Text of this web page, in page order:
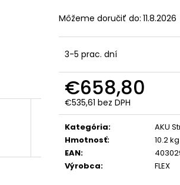
Môžeme doručiť do: 11.8.2026
3-5 prac. dní
€658,80
€535,61 bez DPH
Jednotková
cena:
Kategória:
AKU
Hmotnosť:
10.2 kg
EAN:
Výrobca: FLEX
18/4.0